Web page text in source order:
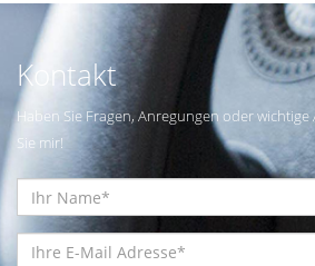
Kontakt
Haben Sie Fragen, Anregungen oder
Sie mir!